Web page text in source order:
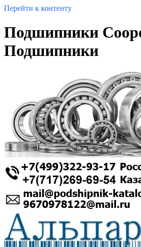
Перейти к контенту
Подшипники
Подшипники